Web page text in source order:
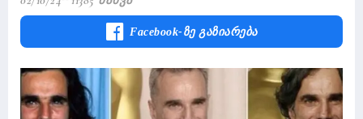
Facebook-Ზე Გაზიარება